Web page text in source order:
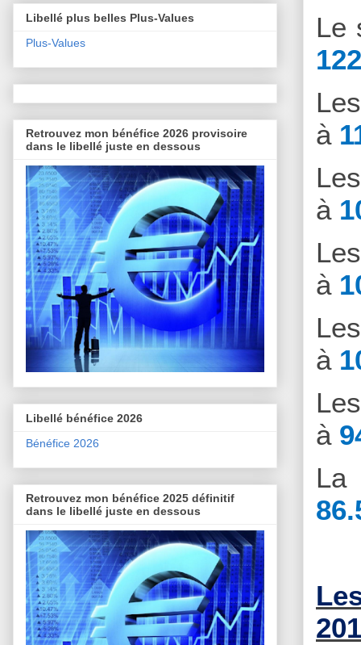
Le
à
à
à
à
à
La
Libellé plus belles Plus-Values
Plus-Values
Retrouvez mon bénéfice 2026 provisoire
dans le libellé juste en dessous
Libellé bénéfice 2026
Bénéfice 2026
Retrouvez mon bénéfice 2025 définitif
dans le libellé juste en dessous